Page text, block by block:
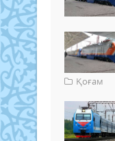
Қоғам